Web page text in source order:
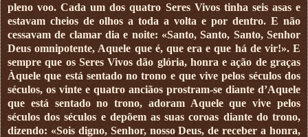
pleno voo. Cada um dos quatro Seres Vivos tinha seis asas e
estavam cheios de olhos a toda a volta e por dentro. E não
cessavam de clamar dia e noite: «Santo, Santo, Santo, Senhor
Deus omnipotente, Aquele que é, que era e que há de vir!». E
sempre que os Seres Vivos dão glória, honra e ação de graças
Àquele que está sentado no trono e que vive pelos séculos dos
séculos, os vinte e quatro anciãos prostram-se diante d’Aquele
que está sentado no trono, adoram Aquele que vive pelos
séculos dos séculos e depõem as suas coroas diante do trono,
dizendo: «Sois digno, Senhor, nosso Deus, de receber a honra,